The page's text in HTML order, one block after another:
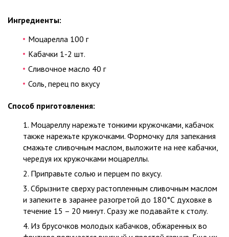
Ингредиенты:
Моцарелла 100 г
Кабачки 1-2 шт.
Сливочное масло 40 г
Соль, перец по вкусу
Способ приготовления:
Моцареллу нарежьте тонкими кружочками, кабачок
также нарежьте кружочками. Формочку для запекания
смажьте сливочным маслом, выложите на нее кабачки,
чередуя их кружочками моцареллы.
Приправьте солью и перцем по вкусу.
Сбрызните сверху растопленным сливочным маслом
и запеките в заранее разогретой до 180°С духовке в
течение 15 – 20 минут. Сразу же подавайте к столу.
Из брусочков молодых кабачков, обжаренных во